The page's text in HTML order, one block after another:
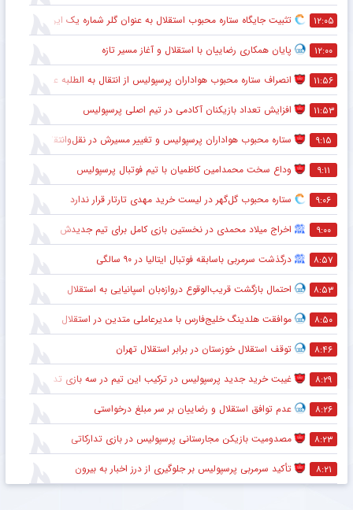
۱۲:۰۵ تثبیت جایگاه ستاره محبوب استقلال به عنوان گلر شماره یک این تیم برای شروع لیگ
۱۲:۰۰ پایان همکاری رضاییان با استقلال و آغاز مسیر تازه
۱۱:۵۶ انصراف ستاره محبوب هواداران پرسپولیس از انتقال به الطلبه عراق
۱۱:۵۳ افزایش تعداد بازیکنان آکادمی در تیم اصلی پرسپولیس
۹:۱۵ ستاره محبوب هواداران پرسپولیس و تغییر مسیرش در نقل‌وانتقالات
۹:۱۱ وداع سخت محمدامین کاظمیان با تیم فوتبال پرسپولیس
۹:۰۶ ستاره محبوب گل‌گهر در لیست خرید مهدی تارتار قرار ندارد
۹:۰۰ اخراج میلاد محمدی در نخستین بازی کامل برای تیم جدیدش
۸:۵۷ درگذشت سرمربی باسابقه فوتبال ایتالیا در ۹۰ سالگی
۸:۵۳ احتمال بازگشت قریب‌الوقوع دروازه‌بان اسپانیایی به استقلال
۸:۵۰ موافقت هلدینگ خلیج‌فارس با مدیرعاملی متدین در استقلال
۸:۴۶ توقف استقلال خوزستان در برابر استقلال تهران
۸:۲۹ غیبت خرید جدید پرسپولیس در ترکیب این تیم در سه بازی تدارکاتی
۸:۲۶ عدم توافق استقلال و رضاییان بر سر مبلغ درخواستی
۸:۲۳ مصدومیت بازیکن مجارستانی پرسپولیس در بازی تدارکاتی
۸:۲۱ تأکید سرمربی پرسپولیس بر جلوگیری از درز اخبار به بیرون